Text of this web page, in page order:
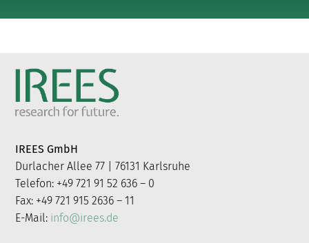
IREES GmbH
Durlacher Allee 77 | 76131 Karlsruhe
Telefon: +49 721 91 52 636 – 0
Fax: +49 721 915 2636 – 11
E-Mail: info@irees.de